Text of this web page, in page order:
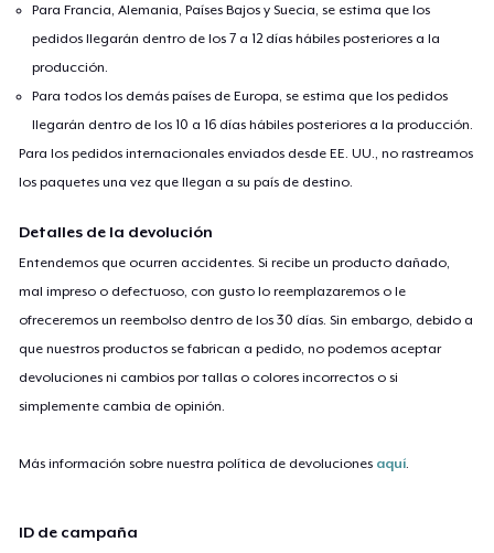
Para Francia, Alemania, Países Bajos y Suecia, se estima que los
pedidos llegarán dentro de los 7 a 12 días hábiles posteriores a la
producción.
Para todos los demás países de Europa, se estima que los pedidos
llegarán dentro de los 10 a 16 días hábiles posteriores a la producción.
Para los pedidos internacionales enviados desde EE. UU., no rastreamos
los paquetes una vez que llegan a su país de destino.
Detalles de la devolución
Entendemos que ocurren accidentes. Si recibe un producto dañado,
mal impreso o defectuoso, con gusto lo reemplazaremos o le
ofreceremos un reembolso dentro de los 30 días. Sin embargo, debido a
que nuestros productos se fabrican a pedido, no podemos aceptar
devoluciones ni cambios por tallas o colores incorrectos o si
simplemente cambia de opinión.
Más información sobre nuestra política de devoluciones aquí.
ID de campaña